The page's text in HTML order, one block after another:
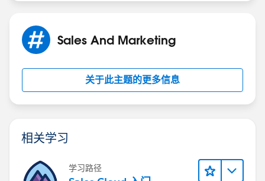
Sales And Marketing
关于此主题的更多信息
相关学习
学习路径